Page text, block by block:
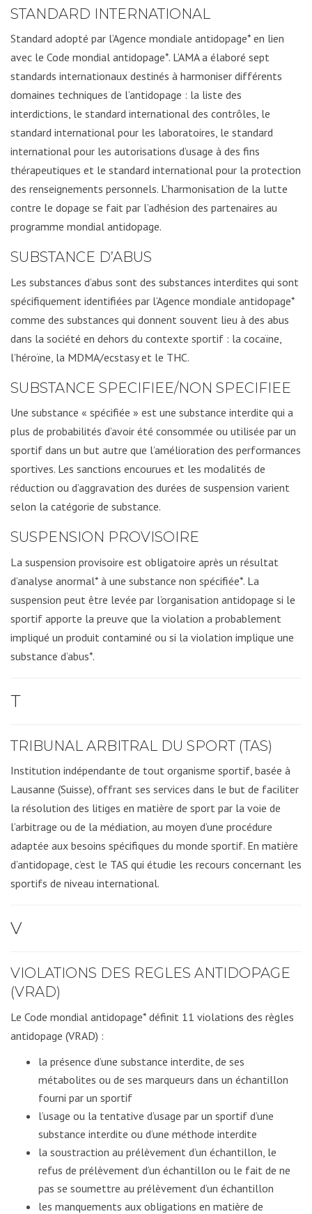
STANDARD INTERNATIONAL
Standard adopté par l’Agence mondiale antidopage* en lien
avec le Code mondial antidopage*. L’AMA a élaboré sept
standards internationaux destinés à harmoniser différents
domaines techniques de l’antidopage : la liste des
interdictions, le standard international des contrôles, le
standard international pour les laboratoires, le standard
international pour les autorisations d’usage à des fins
thérapeutiques et le standard international pour la protection
des renseignements personnels. L’harmonisation de la lutte
contre le dopage se fait par l’adhésion des partenaires au
programme mondial antidopage.
SUBSTANCE D’ABUS
Les substances d’abus sont des substances interdites qui sont
spécifiquement identifiées par l’Agence mondiale antidopage*
comme des substances qui donnent souvent lieu à des abus
dans la société en dehors du contexte sportif : la cocaïne,
l’héroïne, la MDMA/ecstasy et le THC.
SUBSTANCE SPECIFIEE/NON SPECIFIEE
Une substance « spécifiée » est une substance interdite qui a
plus de probabilités d’avoir été consommée ou utilisée par un
sportif dans un but autre que l’amélioration des performances
sportives. Les sanctions encourues et les modalités de
réduction ou d’aggravation des durées de suspension varient
selon la catégorie de substance.
SUSPENSION PROVISOIRE
La suspension provisoire est obligatoire après un résultat
d’analyse anormal* à une substance non spécifiée*. La
suspension peut être levée par l’organisation antidopage si le
sportif apporte la preuve que la violation a probablement
impliqué un produit contaminé ou si la violation implique une
substance d’abus*.
T
TRIBUNAL ARBITRAL DU SPORT (TAS)
Institution indépendante de tout organisme sportif, basée à
Lausanne (Suisse), offrant ses services dans le but de faciliter
la résolution des litiges en matière de sport par la voie de
l’arbitrage ou de la médiation, au moyen d’une procédure
adaptée aux besoins spécifiques du monde sportif. En matière
d’antidopage, c’est le TAS qui étudie les recours concernant les
sportifs de niveau international.
V
VIOLATIONS DES REGLES ANTIDOPAGE
(VRAD)
Le Code mondial antidopage* définit 11 violations des règles
antidopage (VRAD) :
la présence d’une substance interdite, de ses
métabolites ou de ses marqueurs dans un échantillon
fourni par un sportif
l’usage ou la tentative d’usage par un sportif d’une
substance interdite ou d’une méthode interdite
la soustraction au prélèvement d’un échantillon, le
refus de prélèvement d’un échantillon ou le fait de ne
pas se soumettre au prélèvement d’un échantillon
les manquements aux obligations en matière de